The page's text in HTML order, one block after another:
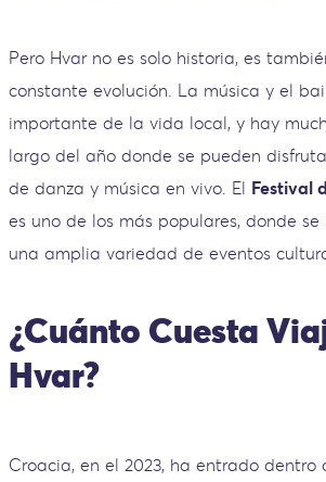
Pero Hvar no es solo historia, es
constante evolución. La música y el
importante de la vida local, y hay
largo del año donde se pueden
de danza y música en vivo. El Festival
es uno de los más populares, donde
una amplia variedad de eventos
¿Cuánto Cuesta
Hvar?
Croacia, en el 2023, ha entrado dentro